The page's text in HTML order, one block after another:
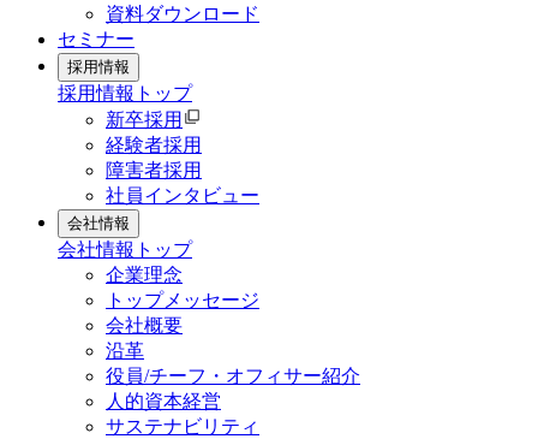
資料ダウンロード
セミナー
採用情報
採用情報 トップ
新卒採用
経験者採用
障害者採用
社員インタビュー
会社情報
会社情報 トップ
企業理念
トップメッセージ
会社概要
沿革
役員/チーフ・オフィサー紹介
人的資本経営
サステナビリティ